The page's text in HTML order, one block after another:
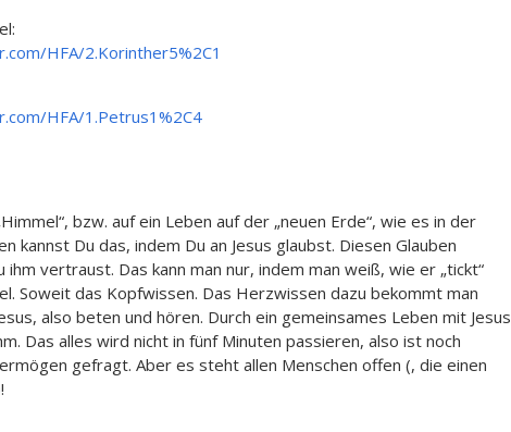
HFA/2.Korinther5%2C1
HFA/1.Petrus1%2C4
bzw. auf ein Leben auf der „neuen Erde“, wie es in der
kannst Du das, indem Du an Jesus glaubst. Diesen Glauben
vertraust. Das kann man nur, indem man weiß, wie er „tickt“
Soweit das Kopfwissen. Das Herzwissen dazu bekommt man
also beten und hören. Durch ein gemeinsames Leben mit Jesus
Das alles wird nicht in fünf Minuten passieren, also ist noch
gefragt. Aber es steht allen Menschen offen (, die einen